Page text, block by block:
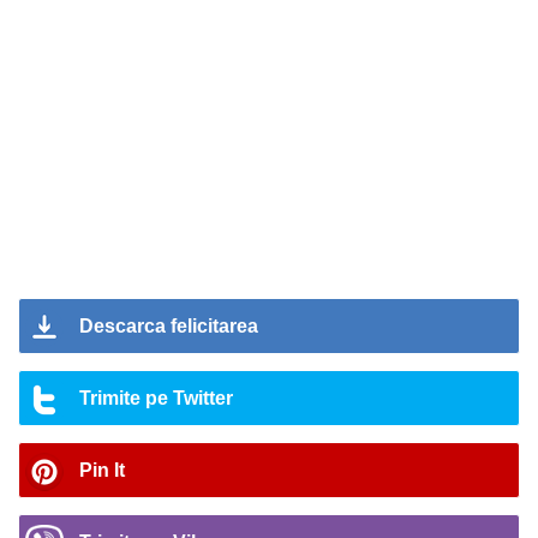
Descarca felicitarea
Trimite pe Twitter
Pin It